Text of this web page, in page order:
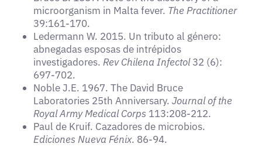
microorganism in Malta fever. The Practitioner
39:161-170.
Ledermann W. 2015. Un tributo al género:
abnegadas esposas de intrépidos
investigadores. Rev Chilena Infectol32 (6):
697-702.
Noble J.E. 1967. The David Bruce
Laboratories 25th Anniversary. Journal of the
Royal Army Medical Corps 113:208-212.
Paul de Kruif. Cazadores de microbios.
Ediciones Nueva Fénix. 86-94.